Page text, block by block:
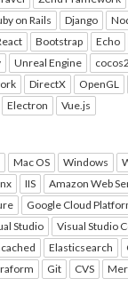
on Rails Django
Bootstrap Echo
Unreal Engine
DirectX OpenGL
Electron Vue.js
Mac OS Windows
IIS
Amazon Web
Google Cloud
Studio Visual Studio
Elasticsearch
Git CVS